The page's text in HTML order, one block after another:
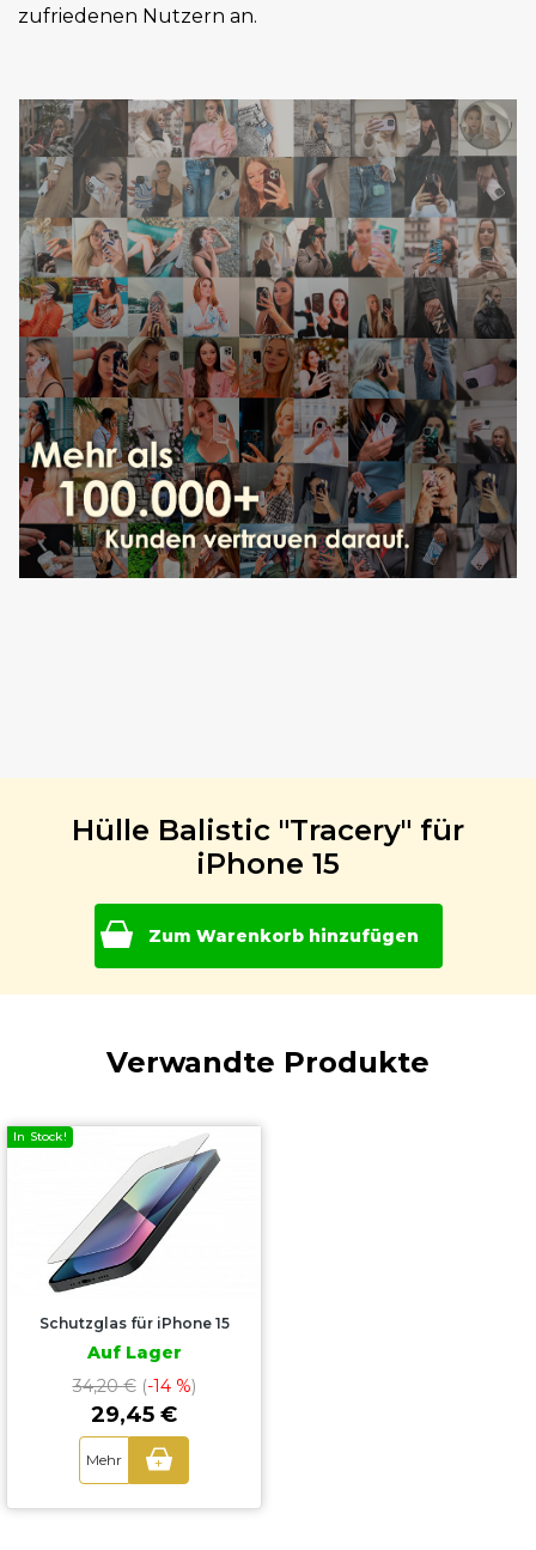
zufriedenen Nutzern an.
Hülle Balistic "Tracery" für
iPhone 15
Zum Warenkorb hinzufügen
Verwandte Produkte
In Stock!
Schutzglas für iPhone 15
Auf Lager
34,20 €(-14 %)
29,45 €
Mehr +